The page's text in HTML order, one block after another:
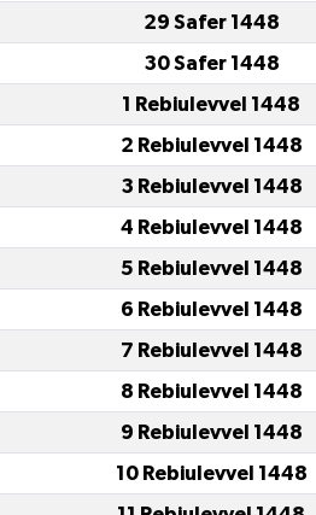
29 Safer 1448
30 Safer 1448
1 Rebiulevvel 1448
2 Rebiulevvel 1448
3 Rebiulevvel 1448
4 Rebiulevvel 1448
5 Rebiulevvel 1448
6 Rebiulevvel 1448
7 Rebiulevvel 1448
8 Rebiulevvel 1448
9 Rebiulevvel 1448
10 Rebiulevvel 1448